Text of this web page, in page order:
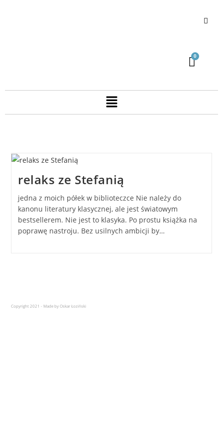
relaks ze Stefanią
jedna z moich półek w biblioteczce Nie należy do
kanonu literatury klasycznej, ale jest światowym
bestsellerem. Nie jest to klasyka. Po prostu książka na
poprawę nastroju. Bez usilnych ambicji by…
Copyright 2021 - Made by Oskar Łoziński